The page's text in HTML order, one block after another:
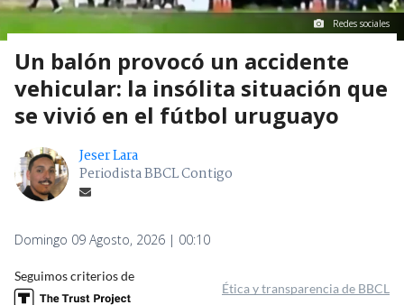
Redes sociales
Un balón provocó un accidente
vehicular: la insólita situación que
se vivió en el fútbol uruguayo
Jeser Lara
Periodista BBCL Contigo
Domingo 09 Agosto, 2026 | 00:10
Seguimos criterios de
Ética y transparencia de BBCL